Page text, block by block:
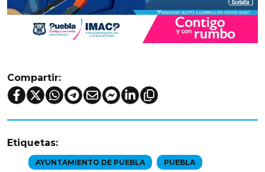
Compartir:
Etiquetas:
AYUNTAMIENTO DE PUEBLA PUEBLA